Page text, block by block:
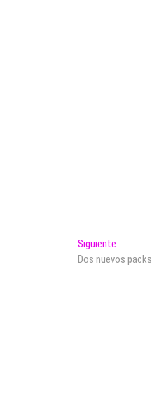
Siguiente
Dos nuevos